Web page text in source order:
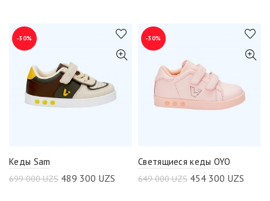
-30%
Кеды Sam
699 000UZS 489 300 UZS
-30%
Светящиеся кеды OYO
649 000UZS 454 300 UZS